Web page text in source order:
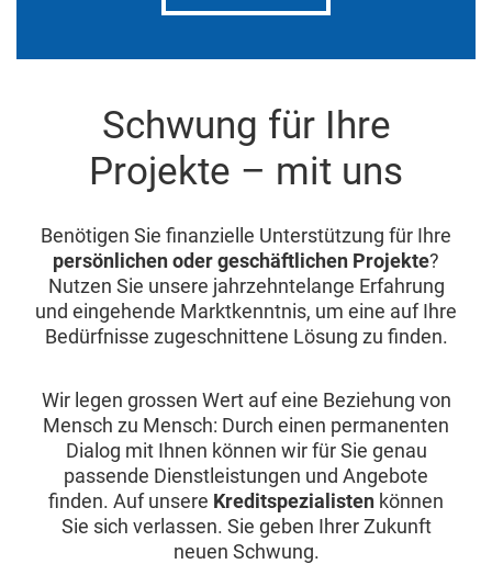
Schwung für Ihre
Projekte – mit uns
Benötigen Sie finanzielle Unterstützung für Ihre
persönlichen oder geschäftlichen Projekte?
Nutzen Sie unsere jahrzehntelange Erfahrung
und eingehende Marktkenntnis, um eine auf Ihre
Bedürfnisse zugeschnittene Lösung zu finden.
Wir legen grossen Wert auf eine Beziehung von
Mensch zu Mensch: Durch einen permanenten
Dialog mit Ihnen können wir für Sie genau
passende Dienstleistungen und Angebote
finden. Auf unsere Kreditspezialisten können
Sie sich verlassen. Sie geben Ihrer Zukunft
neuen Schwung.